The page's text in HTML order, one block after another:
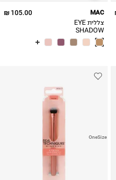
105.00 ₪ MAC
צללית EYE
SHADOW
OneSize